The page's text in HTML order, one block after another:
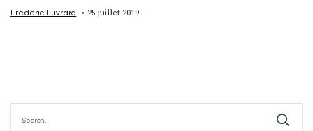
Frédéric Euvrard 25 juillet 2019
for: